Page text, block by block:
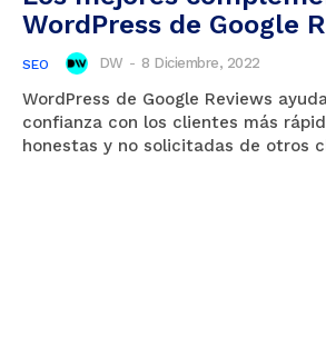
WordPress de Google
SEO DW - 8 Diciembre, 2022
WordPress de Google Reviews
confianza con los clientes más
honestas y no solicitadas de otros